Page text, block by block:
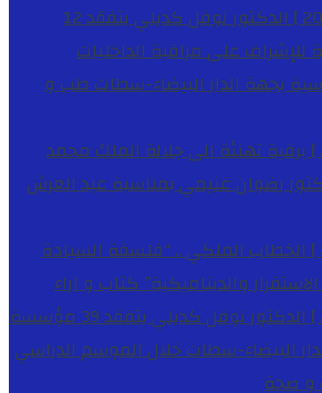
الدكتور نوفل كديلي يتفقد 12
على مراقبة الداخليات
بجهة الدار البيضاء-سطاتطب و
برقية تهنئة الى جلالة الملك محمد
رضوان غنيمي بمناسبة عيد العرش
الخطاب الملكي .. “فلسفة السيادة
والديناميكية”كتاب و اراء
الدكتور نوفل كديلي يتفقد 39 مؤسسة
البيضاء-سطات خلال الموسم الدراسي
صحة